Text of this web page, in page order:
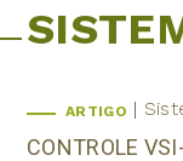
ARTIGO
CONTROLE